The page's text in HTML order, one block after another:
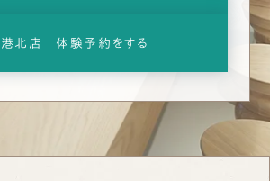
港北店 体験予約をする